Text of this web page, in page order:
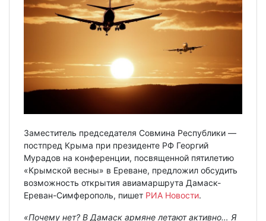
Заместитель председателя Совмина Республики —
постпред Крыма при президенте РФ Георгий
Мурадов на конференции, посвященной пятилетию
«Крымской весны» в Ереване, предложил обсудить
возможность открытия авиамаршрута Дамаск-
Ереван-Симферополь, пишет РИА Новости.
«Почему нет? В Дамаск армяне летают активно… Я